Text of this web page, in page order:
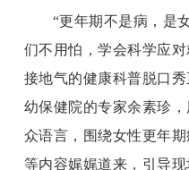
“更年期不是病，是
们不用怕，学会科学应
接地气的健康科普脱口
幼保健院的专家余素珍
众语言，围绕女性更年
等内容娓娓道来，引导